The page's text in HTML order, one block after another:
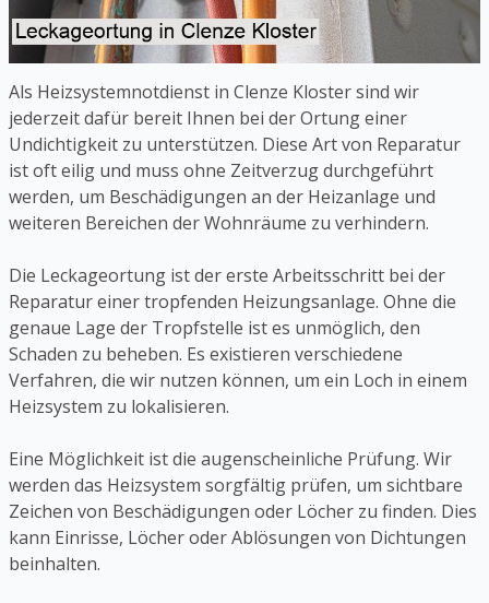
Als Heizsystemnotdienst in Clenze Kloster sind wir
jederzeit dafür bereit Ihnen bei der Ortung einer
Undichtigkeit zu unterstützen. Diese Art von Reparatur
ist oft eilig und muss ohne Zeitverzug durchgeführt
werden, um Beschädigungen an der Heizanlage und
weiteren Bereichen der Wohnräume zu verhindern.
Die Leckageortung ist der erste Arbeitsschritt bei der
Reparatur einer tropfenden Heizungsanlage. Ohne die
genaue Lage der Tropfstelle ist es unmöglich, den
Schaden zu beheben. Es existieren verschiedene
Verfahren, die wir nutzen können, um ein Loch in einem
Heizsystem zu lokalisieren.
Eine Möglichkeit ist die augenscheinliche Prüfung. Wir
werden das Heizsystem sorgfältig prüfen, um sichtbare
Zeichen von Beschädigungen oder Löcher zu finden. Dies
kann Einrisse, Löcher oder Ablösungen von Dichtungen
beinhalten.